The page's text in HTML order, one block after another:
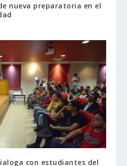
nueva preparatoria en el
con estudiantes del